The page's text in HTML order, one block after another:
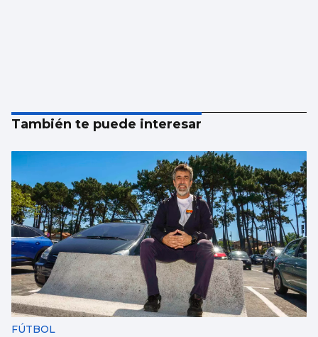
También te puede interesar
FÚTBOL